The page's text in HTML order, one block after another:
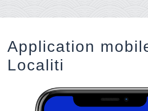
Application
Localiti